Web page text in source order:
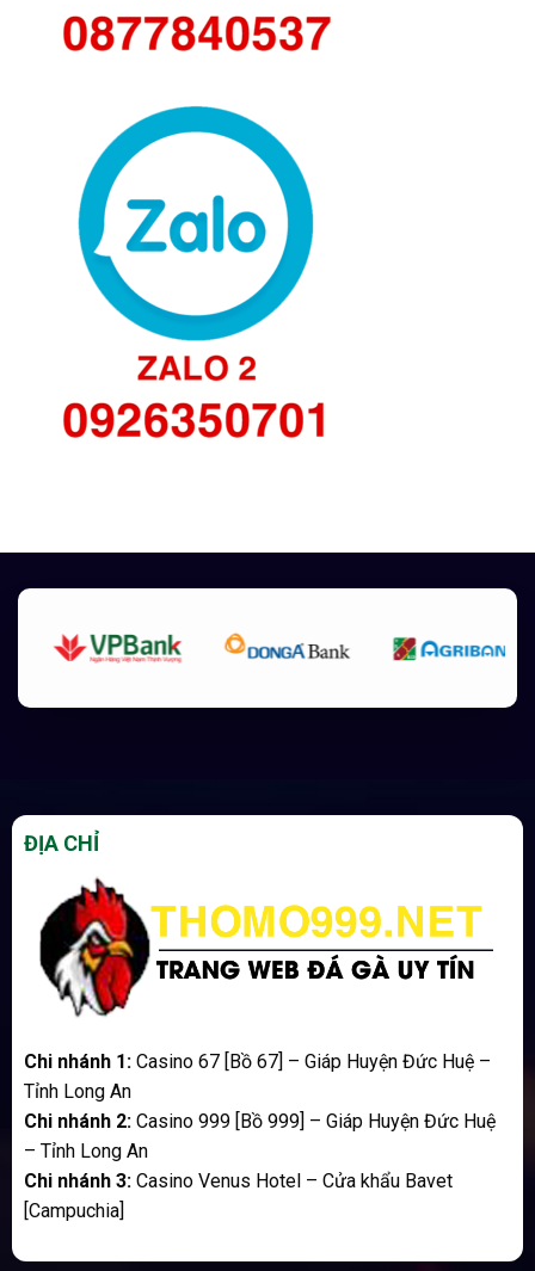
ĐỊA CHỈ
Chi nhánh 1:Casino 67 [Bồ 67] – Giáp Huyện Đức Huệ –
Tỉnh Long An
Chi nhánh 2:Casino 999 [Bồ 999] – Giáp Huyện Đức Huệ
– Tỉnh Long An
Chi nhánh 3:Casino Venus Hotel – Cửa khẩu Bavet
[Campuchia]